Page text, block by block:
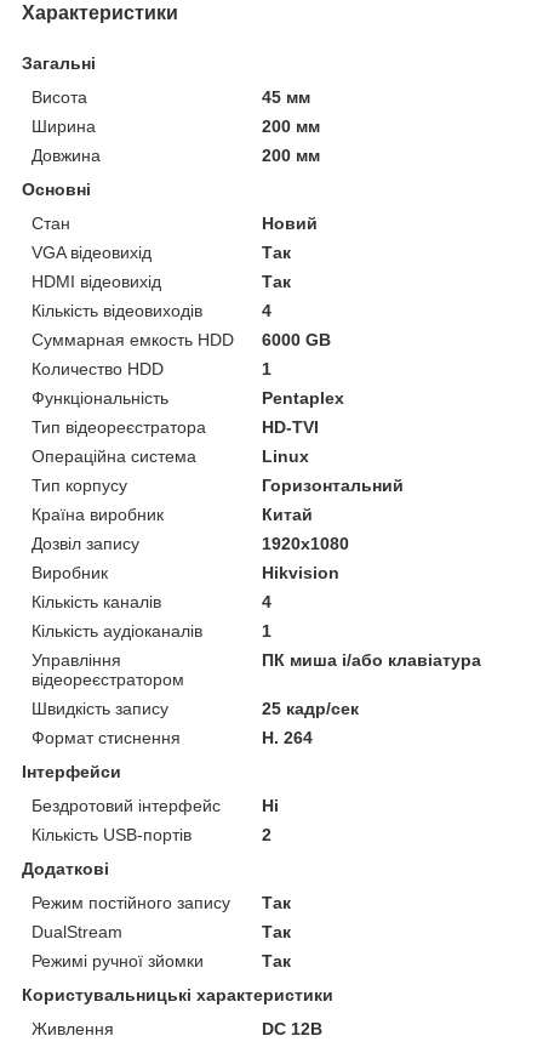
Характеристики
Загальні
Висота
45 мм
Ширина
200 мм
Довжина
200 мм
Основні
Стан
Новий
VGA відеовихід
Так
HDMI відеовихід
Так
Кількість відеовиходів
4
Суммарная емкость HDD
6000 GB
Количество HDD
1
Функціональність
Pentaplex
Тип відеореєстратора
HD-TVI
Операційна система
Linux
Тип корпусу
Горизонтальний
Країна виробник
Китай
Дозвіл запису
1920х1080
Виробник
Hikvision
Кількість каналів
4
Кількість аудіоканалів
1
Управління
відеореєстратором
ПК миша і/або клавіатура
Швидкість запису
25 кадр/сек
Формат стиснення
H. 264
Інтерфейси
Бездротовий інтерфейс
Ні
Кількість USB-портів
2
Додаткові
Режим постійного запису
Так
DualStream
Так
Режимі ручної зйомки
Так
Користувальницькі характеристики
Живлення
DC 12В